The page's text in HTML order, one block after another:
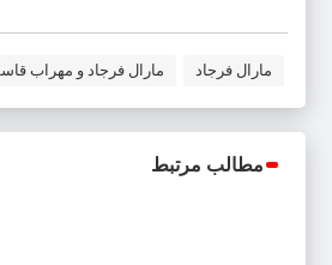
مارال فرجاد مارال فرجاد و مهراب
مطالب مرتبط